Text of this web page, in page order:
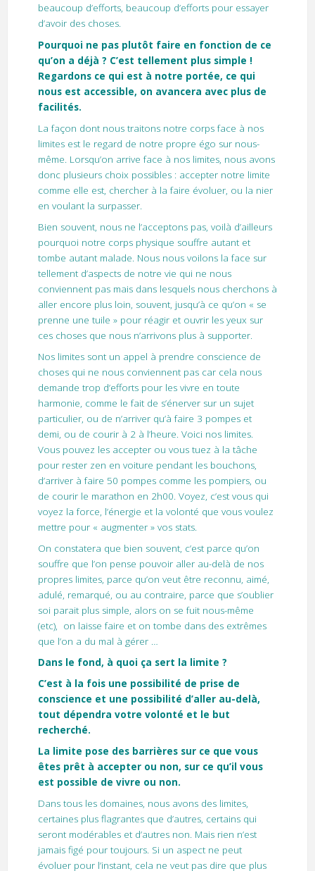
beaucoup d’efforts, beaucoup d’efforts pour essayer
d’avoir des choses.
Pourquoi ne pas plutôt faire en fonction de ce
qu’on a déjà ? C’est tellement plus simple !
Regardons ce qui est à notre portée, ce qui
nous est accessible, on avancera avec plus de
facilités.
La façon dont nous traitons notre corps face à nos
limites est le regard de notre propre égo sur nous-
même. Lorsqu’on arrive face à nos limites, nous avons
donc plusieurs choix possibles : accepter notre limite
comme elle est, chercher à la faire évoluer, ou la nier
en voulant la surpasser.
Bien souvent, nous ne l’acceptons pas, voilà d’ailleurs
pourquoi notre corps physique souffre autant et
tombe autant malade. Nous nous voilons la face sur
tellement d’aspects de notre vie qui ne nous
conviennent pas mais dans lesquels nous cherchons à
aller encore plus loin, souvent, jusqu’à ce qu’on « se
prenne une tuile » pour réagir et ouvrir les yeux sur
ces choses que nous n’arrivons plus à supporter.
Nos limites sont un appel à prendre conscience de
choses qui ne nous conviennent pas car cela nous
demande trop d’efforts pour les vivre en toute
harmonie, comme le fait de s’énerver sur un sujet
particulier, ou de n’arriver qu’à faire 3 pompes et
demi, ou de courir à 2 à l’heure. Voici nos limites.
Vous pouvez les accepter ou vous tuez à la tâche
pour rester zen en voiture pendant les bouchons,
d’arriver à faire 50 pompes comme les pompiers, ou
de courir le marathon en 2h00. Voyez, c’est vous qui
voyez la force, l’énergie et la volonté que vous voulez
mettre pour « augmenter » vos stats.
On constatera que bien souvent, c’est parce qu’on
souffre que l’on pense pouvoir aller au-delà de nos
propres limites, parce qu’on veut être reconnu, aimé,
adulé, remarqué, ou au contraire, parce que s’oublier
soi parait plus simple, alors on se fuit nous-même
(etc), on laisse faire et on tombe dans des extrêmes
que l’on a du mal à gérer …
Dans le fond, à quoi ça sert la limite ?
C’est à la fois une possibilité de prise de
conscience et une possibilité d’aller au-delà,
tout dépendra votre volonté et le but
recherché.
La limite pose des barrières sur ce que vous
êtes prêt à accepter ou non, sur ce qu’il vous
est possible de vivre ou non.
Dans tous les domaines, nous avons des limites,
certaines plus flagrantes que d’autres, certains qui
seront modérables et d’autres non. Mais rien n’est
jamais figé pour toujours. Si un aspect ne peut
évoluer pour l’instant, cela ne veut pas dire que plus